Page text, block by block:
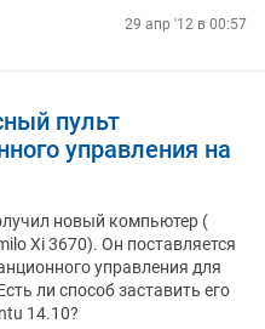
29 апр '12 в 00:57
пульт
управления на
новый компьютер (
Xi 3670). Он поставляется
управления для
ли способ заставить его
14.10?